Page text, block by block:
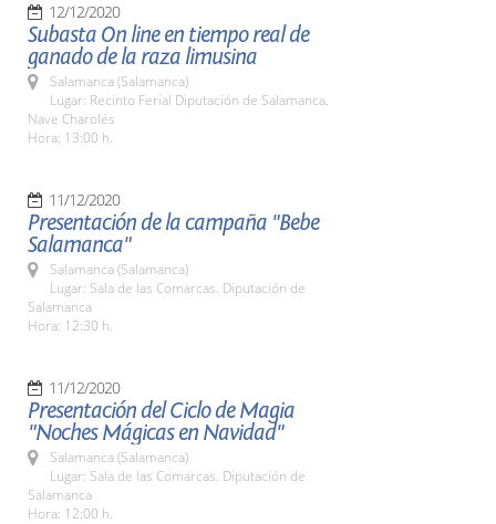
12/12/2020
Subasta On line en tiempo real de
ganado de la raza limusina
Salamanca (Salamanca)
Lugar: Recinto Ferial Diputación de Salamanca.
Nave Charolés
Hora: 13:00 h.
11/12/2020
Presentación de la campaña "Bebe
Salamanca"
Salamanca (Salamanca)
Lugar: Sala de las Comarcas. Diputación de
Salamanca
Hora: 12:30 h.
11/12/2020
Presentación del Ciclo de Magia
"Noches Mágicas en Navidad"
Salamanca (Salamanca)
Lugar: Sala de las Comarcas. Diputación de
Salamanca
Hora: 12:00 h.